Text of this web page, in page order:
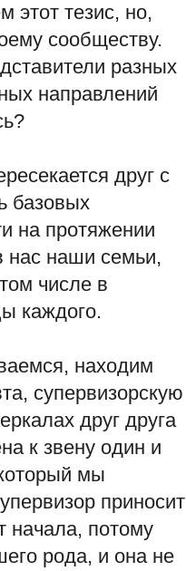
этот тезис, но,
сообществу.
разных
направлений
друг с
базовых
на протяжении
нас наши семьи,
числе в
каждого.
находим
супервизорскую
друг друга
к звену один и
мы
приносит
начала, потому
рода, и она не